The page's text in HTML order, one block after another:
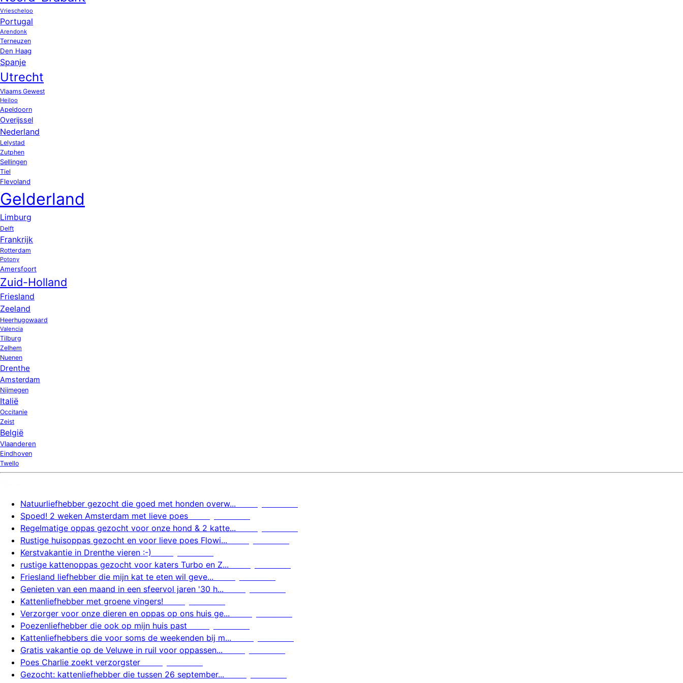
Vriescheloo
Portugal
Arendonk
Terneuzen
Den Haag
Spanje
Utrecht
Vlaams Gewest
Heiloo
Apeldoorn
Overijssel
Nederland
Lelystad
Zutphen
Sellingen
Tiel
Flevoland
Gelderland
Limburg
Delft
Frankrijk
Rotterdam
Potony
Amersfoort
Zuid-Holland
Friesland
Zeeland
Heerhugowaard
Valencia
Tilburg
Zelhem
Nuenen
Drenthe
Amsterdam
Nijmegen
Italië
Occitanie
Zeist
België
Vlaanderen
Eindhoven
Twello
Natuurliefhebber gezocht die goed met honden overw...
Spoed! 2 weken Amsterdam met lieve poes
Regelmatige oppas gezocht voor onze hond & 2 katte...
Rustige huisoppas gezocht en voor lieve poes Flowi...
Kerstvakantie in Drenthe vieren :-)
rustige kattenoppas gezocht voor katers Turbo en Z...
Friesland liefhebber die mijn kat te eten wil geve...
Genieten van een maand in een sfeervol jaren '30 h...
Kattenliefhebber met groene vingers!
Verzorger voor onze dieren en oppas op ons huis ge...
Poezenliefhebber die ook op mijn huis past
Kattenliefhebbers die voor soms de weekenden bij m...
Gratis vakantie op de Veluwe in ruil voor oppassen...
Poes Charlie zoekt verzorgster
Gezocht: kattenliefhebber die tussen 26 september...